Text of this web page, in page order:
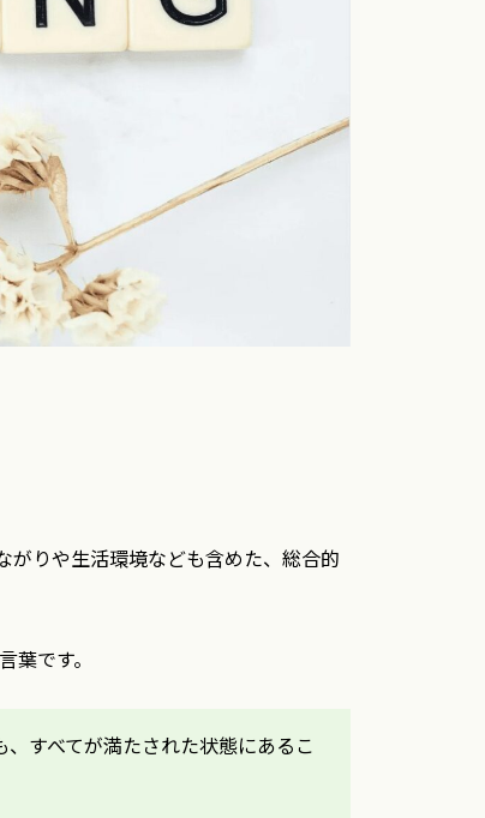
りや生活環境なども含めた、総合的
です。
すべてが満たされた状態にあるこ